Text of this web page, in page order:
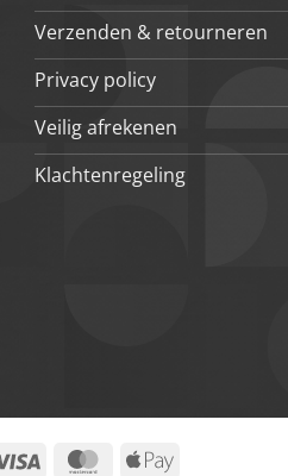
Verzenden & retourneren
Privacy policy
Veilig afrekenen
Klachtenregeling
Visa MasterCardApple